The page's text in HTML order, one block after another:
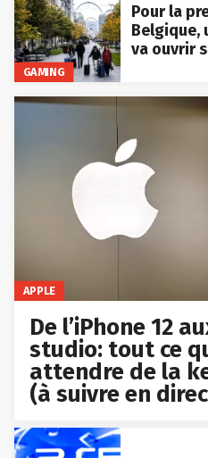
GAMING
Pour la
Belgique,
va ouvrir
APPLE
De l’iPhone 12
studio: tout ce
attendre de la
(à suivre en